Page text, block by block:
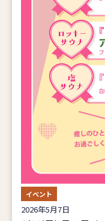
イベント
2026年5月7日